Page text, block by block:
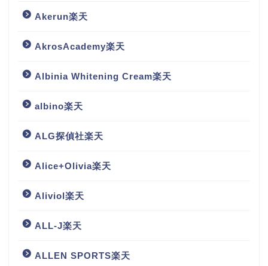
Akerun楽天
AkrosAcademy楽天
Albinia Whitening Cream楽天
albino楽天
ALG探偵社楽天
Alice+Olivia楽天
Aliviol楽天
ALL-J楽天
ALLEN SPORTS楽天